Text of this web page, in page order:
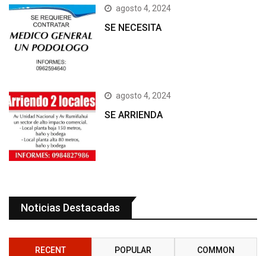
agosto 4, 2024
SE NECESITA
agosto 4, 2024
SE ARRIENDA
Noticias Destacadas
RECENT POPULAR COMMON